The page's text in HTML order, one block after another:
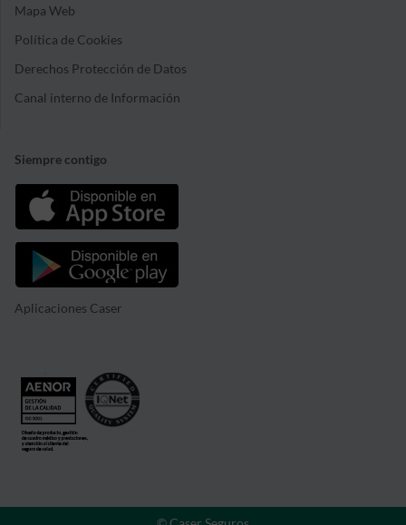
Mapa Web
Política de Cookies
Derechos Protección de Datos
Canal interno de Información
Siempre contigo
Aplicaciones Caser